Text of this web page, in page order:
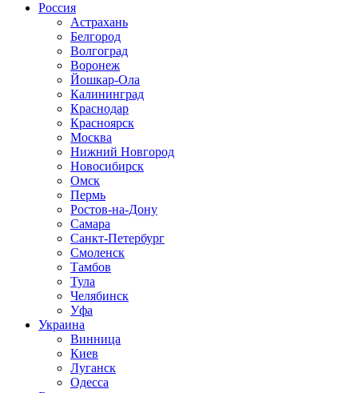
Россия
Астрахань
Белгород
Волгоград
Воронеж
Йошкар-Ола
Калининград
Краснодар
Красноярск
Москва
Нижний Новгород
Новосибирск
Омск
Пермь
Ростов-на-Дону
Самара
Санкт-Петербург
Смоленск
Тамбов
Тула
Челябинск
Уфа
Украина
Винница
Киев
Луганск
Одесса